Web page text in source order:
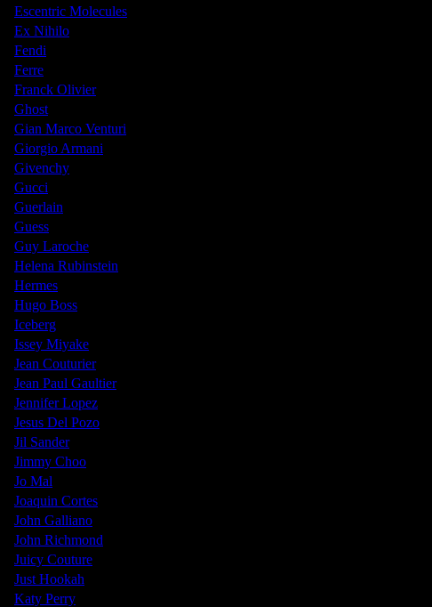
Escentric Molecules
Ex Nihilo
Fendi
Ferre
Franck Olivier
Ghost
Gian Marco Venturi
Giorgio Armani
Givenchy
Gucci
Guerlain
Guess
Guy Laroche
Helena Rubinstein
Hermes
Hugo Boss
Iceberg
Issey Miyake
Jean Couturier
Jean Paul Gaultier
Jennifer Lopez
Jesus Del Pozo
Jil Sander
Jimmy Choo
Jo Mal
Joaquin Cortes
John Galliano
John Richmond
Juicy Couture
Just Hookah
Katy Perry